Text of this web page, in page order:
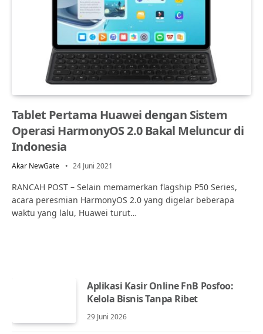
Tablet Pertama Huawei dengan Sistem
Operasi HarmonyOS 2.0 Bakal Meluncur di
Indonesia
Akar NewGate 24 Juni 2021
RANCAH POST – Selain memamerkan flagship P50 Series,
acara peresmian HarmonyOS 2.0 yang digelar beberapa
waktu yang lalu, Huawei turut…
Aplikasi Kasir Online FnB Posfoo:
Kelola Bisnis Tanpa Ribet
29 Juni 2026